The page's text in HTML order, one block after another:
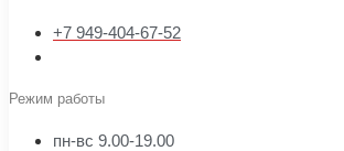
+7 949-404-67-52
Режим работы
пн-вс 9.00-19.00